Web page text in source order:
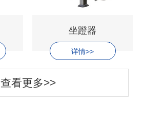
坐蹬器
详情>>
查看更多>>